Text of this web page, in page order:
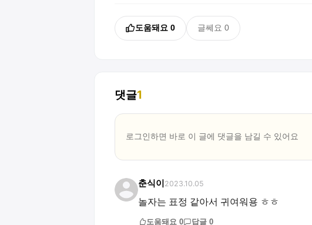
도움돼요 0 글쎄요 0
댓글1
로그인하면 바로 이 글에 댓글을 남길 수 있어요
춘식이 2023.10.05
놀자는 표정 같아서 귀여워용 ㅎㅎ
도움돼요 0 답글 0